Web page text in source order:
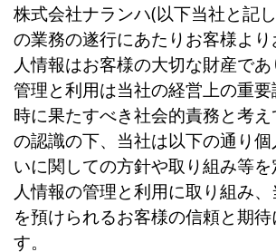
株式会社ナランハ(以下当社と記
の業務の遂行にあたりお客様よ
人情報はお客様の大切な財産で
管理と利用は当社の経営上の重
時に果たすべき社会的責務と考え
の認識の下、当社は以下の通り
いに関しての方針や取り組み等
人情報の管理と利用に取り組み
を預けられるお客様の信頼と期
す。